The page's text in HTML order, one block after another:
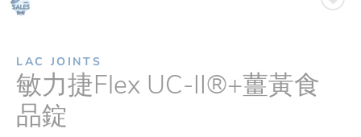
LAC JOINTS
敏力捷Flex UC-II®+薑黃食
品錠